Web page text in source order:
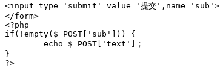
<input type='submit' value='提交',name='sub'>
</form>
<?php
if(!empty($_POST['sub'])) {
}
?>